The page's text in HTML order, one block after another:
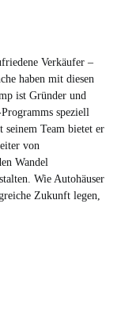
Verkäufer –
haben mit diesen
ist Gründer und
speziell
seinem Team bietet er
von
Wandel
Wie Autohäuser
Zukunft legen,